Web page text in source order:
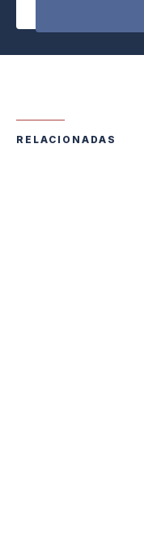
RELACIONADAS